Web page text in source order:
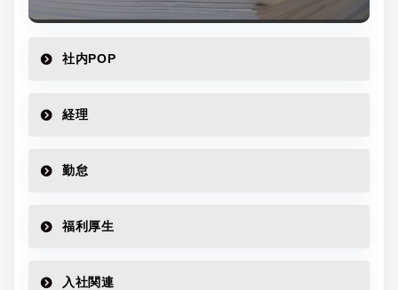
社内POP
経理
勤怠
福利厚生
入社関連